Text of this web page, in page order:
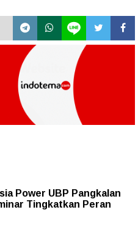
Power UBP Pangkalan
Tingkatkan Peran